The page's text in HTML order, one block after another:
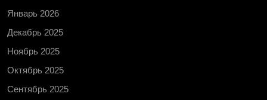
Январь 2026
Декабрь 2025
Ноябрь 2025
Октябрь 2025
Сентябрь 2025